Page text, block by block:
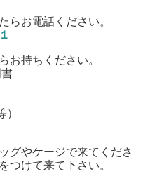
らお電話ください。
お持ちください。
グやケージで来てくださ
つけて来て下さい。